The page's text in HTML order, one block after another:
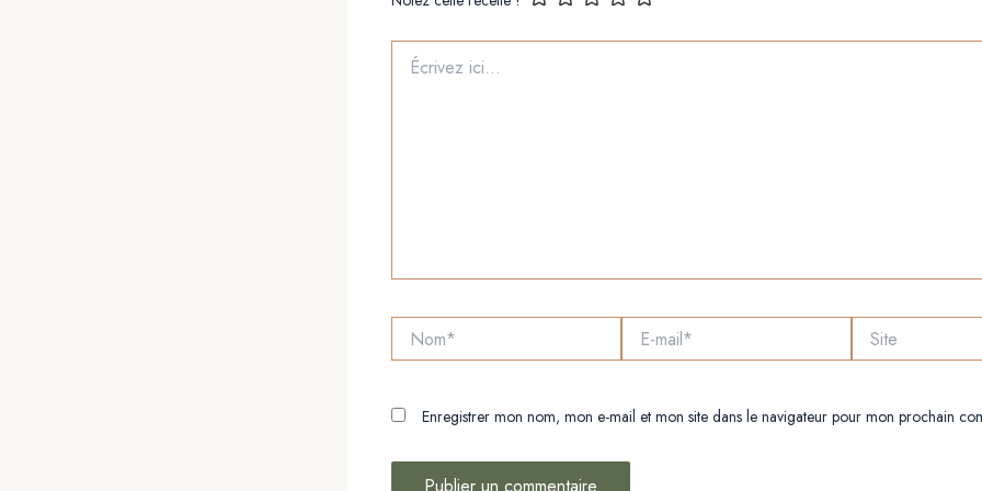
Écrivez
ici…
Nom*
mail*
Site
Enregistrer mon nom, mon e-mail et mon site dans le navigateur pour mon prochain